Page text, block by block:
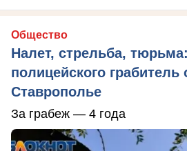
Общество
Налет, стрельба,
полицейского грабитель
Ставрополье
За грабеж — 4 года